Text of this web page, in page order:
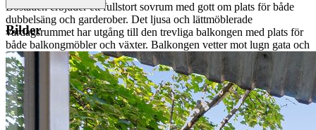
Bostaden erbjuder ett fullstort sovrum med gott om plats för både
dubbelsäng och garderober. Det ljusa och lättmöblerade
vardagsrummet har utgång till den trevliga balkongen med plats för
både balkongmöbler och växter. Balkongen vetter mot lugn gata och
bjuder på ett attraktivt solläge i väst för härliga solstunder under
eftermiddag och kväll.
Brf Segelflygaren är en stor och stabil HSB-förening med eget
parkeringsgarage, föreningslokal och gästlägenhet. Gemensamma
tvättstugor i varje portuppgång.
Bilder